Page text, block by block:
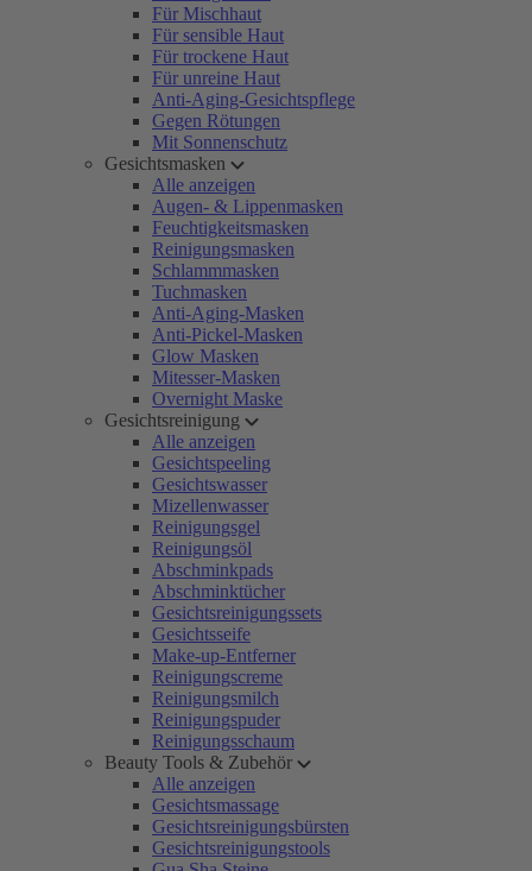
Für Mischhaut
Für sensible Haut
Für trockene Haut
Für unreine Haut
Anti-Aging-Gesichtspflege
Gegen Rötungen
Mit Sonnenschutz
Gesichtsmasken
Alle anzeigen
Augen- & Lippenmasken
Feuchtigkeitsmasken
Reinigungsmasken
Schlammmasken
Tuchmasken
Anti-Aging-Masken
Anti-Pickel-Masken
Glow Masken
Mitesser-Masken
Overnight Maske
Gesichtsreinigung
Alle anzeigen
Gesichtspeeling
Gesichtswasser
Mizellenwasser
Reinigungsgel
Reinigungsöl
Abschminkpads
Abschminktücher
Gesichtsreinigungssets
Gesichtsseife
Make-up-Entferner
Reinigungscreme
Reinigungsmilch
Reinigungspuder
Reinigungsschaum
Beauty Tools & Zubehör
Alle anzeigen
Gesichtsmassage
Gesichtsreinigungsbürsten
Gesichtsreinigungstools